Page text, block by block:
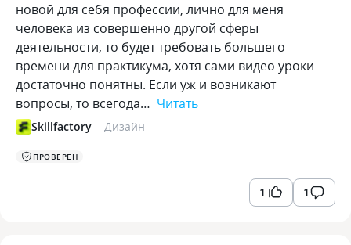
новой для себя профессии, лично для меня
человека из совершенно другой сферы
деятельности, то будет требовать большего
времени для практикума, хотя сами видео уроки
достаточно понятны. Если уж и возникают
вопросы, то всегода… Читать
Skillfactory Дизайн
ПРОВЕРЕН
1 1